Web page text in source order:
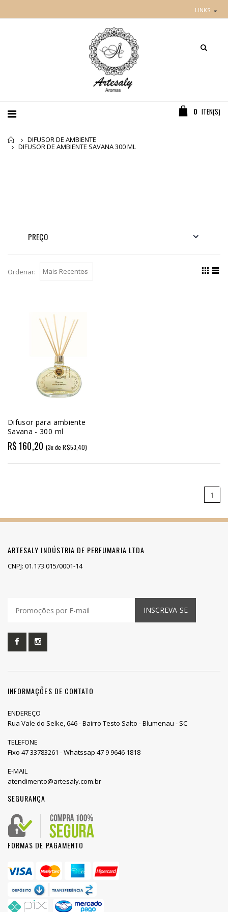
LINKS
0 ITEN(S)
Home
DIFUSOR DE AMBIENTE
DIFUSOR DE AMBIENTE SAVANA 300 ML
PREÇO
Ordenar:
Difusor para ambiente
Savana - 300 ml
R$ 160,20 (3x de R$53,40)
1
ARTESALY INDÚSTRIA DE PERFUMARIA LTDA
CNPJ: 01.173.015/0001-14
INSCREVA-SE
INFORMAÇÕES DE CONTATO
ENDEREÇO
Rua Vale do Selke, 646 - Bairro Testo Salto - Blumenau - SC
TELEFONE
Fixo 47 33783261 - Whatssap 47 9 9646 1818
E-MAIL
atendimento@artesaly.com.br
SEGURANÇA
FORMAS DE PAGAMENTO